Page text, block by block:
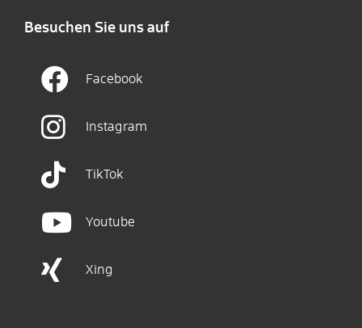
Besuchen Sie uns auf
Facebook
Instagram
TikTok
Youtube
Xing